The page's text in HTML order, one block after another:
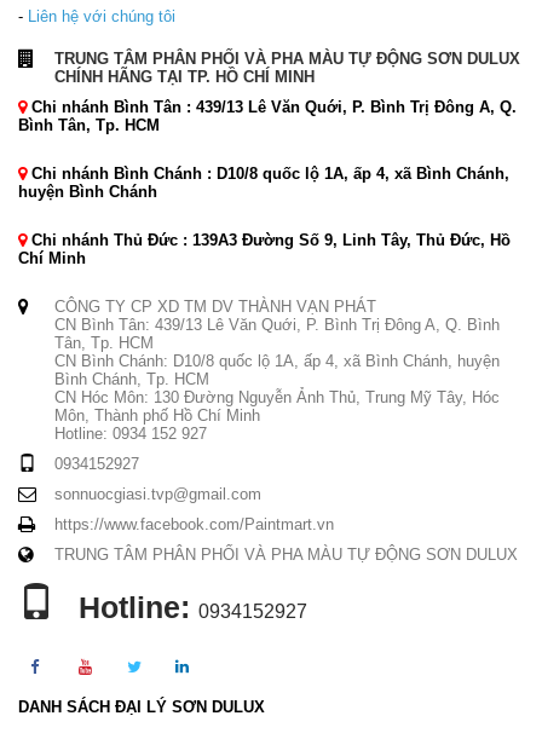
- Liên hệ với chúng tôi
TRUNG TÂM PHÂN PHỐI VÀ PHA MÀU TỰ ĐỘNG SƠN DULUX
CHÍNH HÃNG TẠI TP. HỒ CHÍ MINH
Chi nhánh Bình Tân : 439/13 Lê Văn Quới, P. Bình Trị Đông A, Q.
Bình Tân, Tp. HCM
Chi nhánh Bình Chánh : D10/8 quốc lộ 1A, ấp 4, xã Bình Chánh,
huyện Bình Chánh
Chi nhánh Thủ Đức : 139A3 Đường Số 9, Linh Tây, Thủ Đức, Hồ
Chí Minh
CÔNG TY CP XD TM DV THÀNH VẠN PHÁT
CN Bình Tân: 439/13 Lê Văn Quới, P. Bình Trị Đông A, Q. Bình
Tân, Tp. HCM
CN Bình Chánh: D10/8 quốc lộ 1A, ấp 4, xã Bình Chánh, huyện
Bình Chánh, Tp. HCM
CN Hóc Môn: 130 Đường Nguyễn Ảnh Thủ, Trung Mỹ Tây, Hóc
Môn, Thành phố Hồ Chí Minh
Hotline: 0934 152 927
0934152927
sonnuocgiasi.tvp@gmail.com
https://www.facebook.com/Paintmart.vn
TRUNG TÂM PHÂN PHỐI VÀ PHA MÀU TỰ ĐỘNG SƠN DULUX
Hotline: 0934152927
DANH SÁCH ĐẠI LÝ SƠN DULUX